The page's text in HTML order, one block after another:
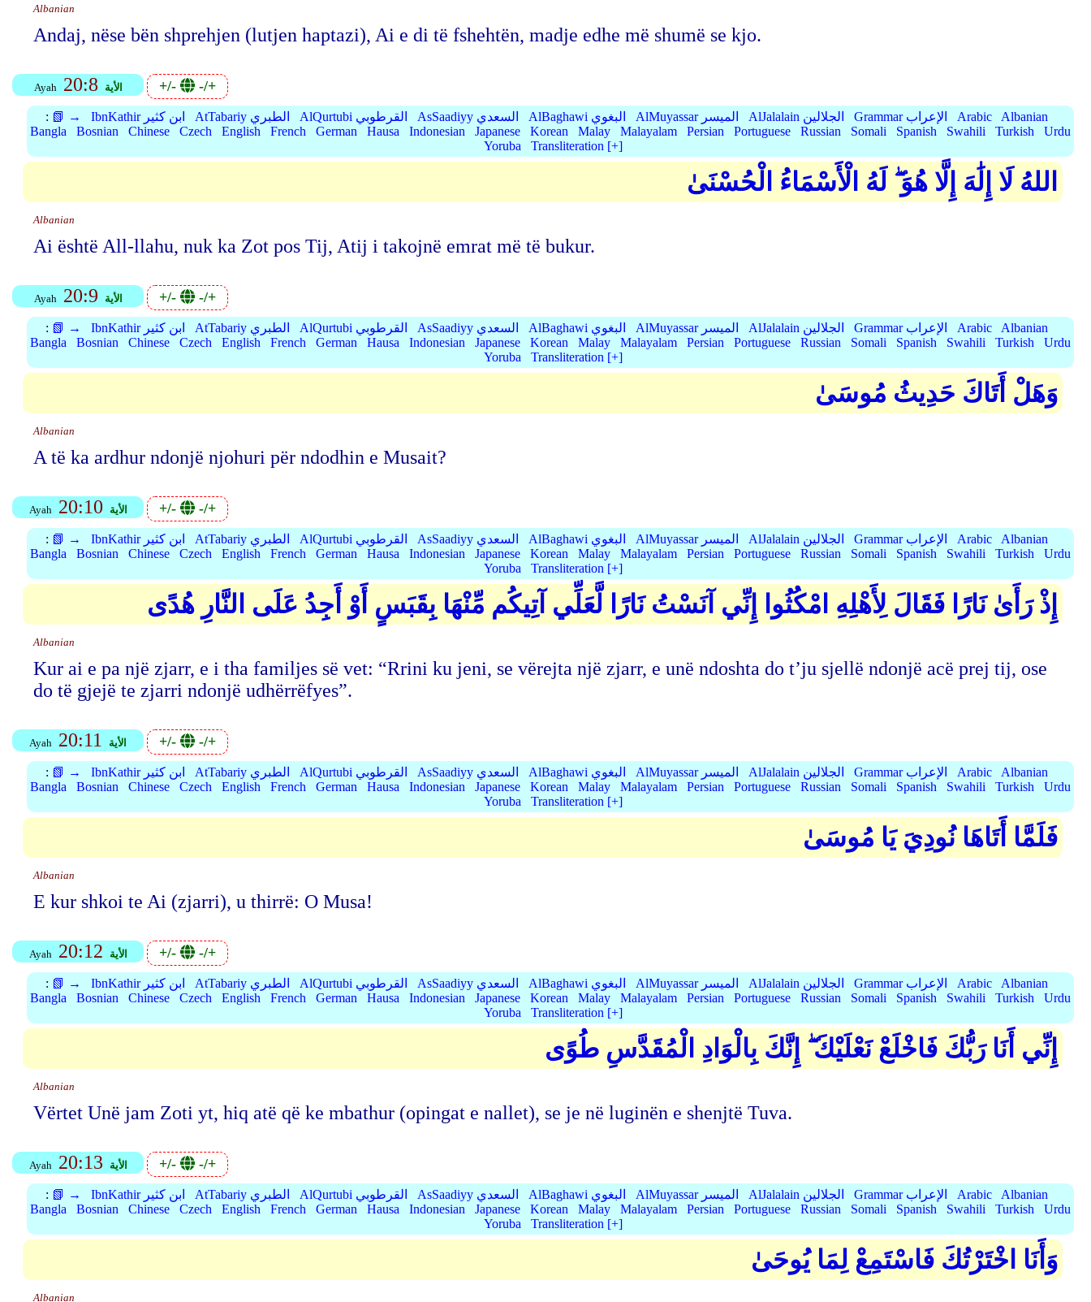
Albanian
Andaj, nëse bën shprehjen (lutjen haptazi), Ai e di të fshehtën, madje edhe më shumë se kjo.
Ayah 20:8 الأية +/- -/+
: 📗 → IbnKathir ابن كثير AtTabariy الطبري AlQurtubi القرطوبي AsSaadiyy السعدي AlBaghawi البغوي AlMuyassar الميسر AlJalalain الجلالين Grammar الإعراب Arabic
Albanian
Bangla
Bosnian Chinese Czech English French German Hausa Indonesian Japanese Korean Malay Malayalam Persian Portuguese Russian Somali Spanish Swahili Turkish
Urdu
Yoruba
Transliteration [+]
اللهُ لَا إِلَٰهَ إِلَّا هُوَ ۖ لَهُ الْأَسْمَاءُ الْحُسْنَىٰ
Albanian
Ai është All-llahu, nuk ka Zot pos Tij, Atij i takojnë emrat më të bukur.
Ayah 20:9 الأية +/- -/+
: 📗 → IbnKathir ابن كثير AtTabariy الطبري AlQurtubi القرطوبي AsSaadiyy السعدي AlBaghawi البغوي AlMuyassar الميسر AlJalalain الجلالين Grammar الإعراب Arabic
Albanian
Bangla
Bosnian Chinese Czech English French German Hausa Indonesian Japanese Korean Malay Malayalam Persian Portuguese Russian Somali Spanish Swahili Turkish
Urdu
Yoruba
Transliteration [+]
وَهَلْ أَتَاكَ حَدِيثُ مُوسَىٰ
Albanian
A të ka ardhur ndonjë njohuri për ndodhin e Musait?
Ayah 20:10 الأية +/- -/+
: 📗 → IbnKathir ابن كثير AtTabariy الطبري AlQurtubi القرطوبي AsSaadiyy السعدي AlBaghawi البغوي AlMuyassar الميسر AlJalalain الجلالين Grammar الإعراب Arabic
Albanian
Bangla
Bosnian Chinese Czech English French German Hausa Indonesian Japanese Korean Malay Malayalam Persian Portuguese Russian Somali Spanish Swahili Turkish
Urdu
Yoruba
Transliteration [+]
إِذْ رَأَىٰ نَارًا فَقَالَ لِأَهْلِهِ امْكُثُوا إِنِّي آنَسْتُ نَارًا لَّعَلِّي آتِيكُم مِّنْهَا بِقَبَسٍ أَوْ أَجِدُ عَلَى النَّارِ هُدًى
Albanian
Kur ai e pa një zjarr, e i tha familjes së vet: “Rrini ku jeni, se vërejta një zjarr, e unë ndoshta do t’ju sjellë ndonjë acë prej tij, ose
do të gjejë te zjarri ndonjë udhërrëfyes”.
Ayah 20:11 الأية +/- -/+
: 📗 → IbnKathir ابن كثير AtTabariy الطبري AlQurtubi القرطوبي AsSaadiyy السعدي AlBaghawi البغوي AlMuyassar الميسر AlJalalain الجلالين Grammar الإعراب Arabic
Albanian
Bangla
Bosnian Chinese Czech English French German Hausa Indonesian Japanese Korean Malay Malayalam Persian Portuguese Russian Somali Spanish Swahili Turkish
Urdu
Yoruba
Transliteration [+]
فَلَمَّا أَتَاهَا نُودِيَ يَا مُوسَىٰ
Albanian
E kur shkoi te Ai (zjarri), u thirrë: O Musa!
Ayah 20:12 الأية +/- -/+
: 📗 → IbnKathir ابن كثير AtTabariy الطبري AlQurtubi القرطوبي AsSaadiyy السعدي AlBaghawi البغوي AlMuyassar الميسر AlJalalain الجلالين Grammar الإعراب Arabic
Albanian
Bangla
Bosnian Chinese Czech English French German Hausa Indonesian Japanese Korean Malay Malayalam Persian Portuguese Russian Somali Spanish Swahili Turkish
Urdu
Yoruba
Transliteration [+]
إِنِّي أَنَا رَبُّكَ فَاخْلَعْ نَعْلَيْكَ ۖ إِنَّكَ بِالْوَادِ الْمُقَدَّسِ طُوًى
Albanian
Vërtet Unë jam Zoti yt, hiq atë që ke mbathur (opingat e nallet), se je në luginën e shenjtë Tuva.
Ayah 20:13 الأية +/- -/+
: 📗 → IbnKathir ابن كثير AtTabariy الطبري AlQurtubi القرطوبي AsSaadiyy السعدي AlBaghawi البغوي AlMuyassar الميسر AlJalalain الجلالين Grammar الإعراب Arabic
Albanian
Bangla
Bosnian Chinese Czech English French German Hausa Indonesian Japanese Korean Malay Malayalam Persian Portuguese Russian Somali Spanish Swahili Turkish
Urdu
Yoruba
Transliteration [+]
وَأَنَا اخْتَرْتُكَ فَاسْتَمِعْ لِمَا يُوحَىٰ
Albanian